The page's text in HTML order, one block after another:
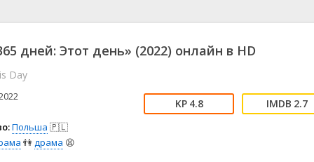
👨‍💼 Новости
🎒 Приключения
тв
😱 Ужасы
🤠 Фильм-нуар
🧝‍♂️ Фэнтези
дней: Этот день» (2022) онлайн в HD
Day
Польша 🇵🇱
👫драма 😫
4.8 2.7